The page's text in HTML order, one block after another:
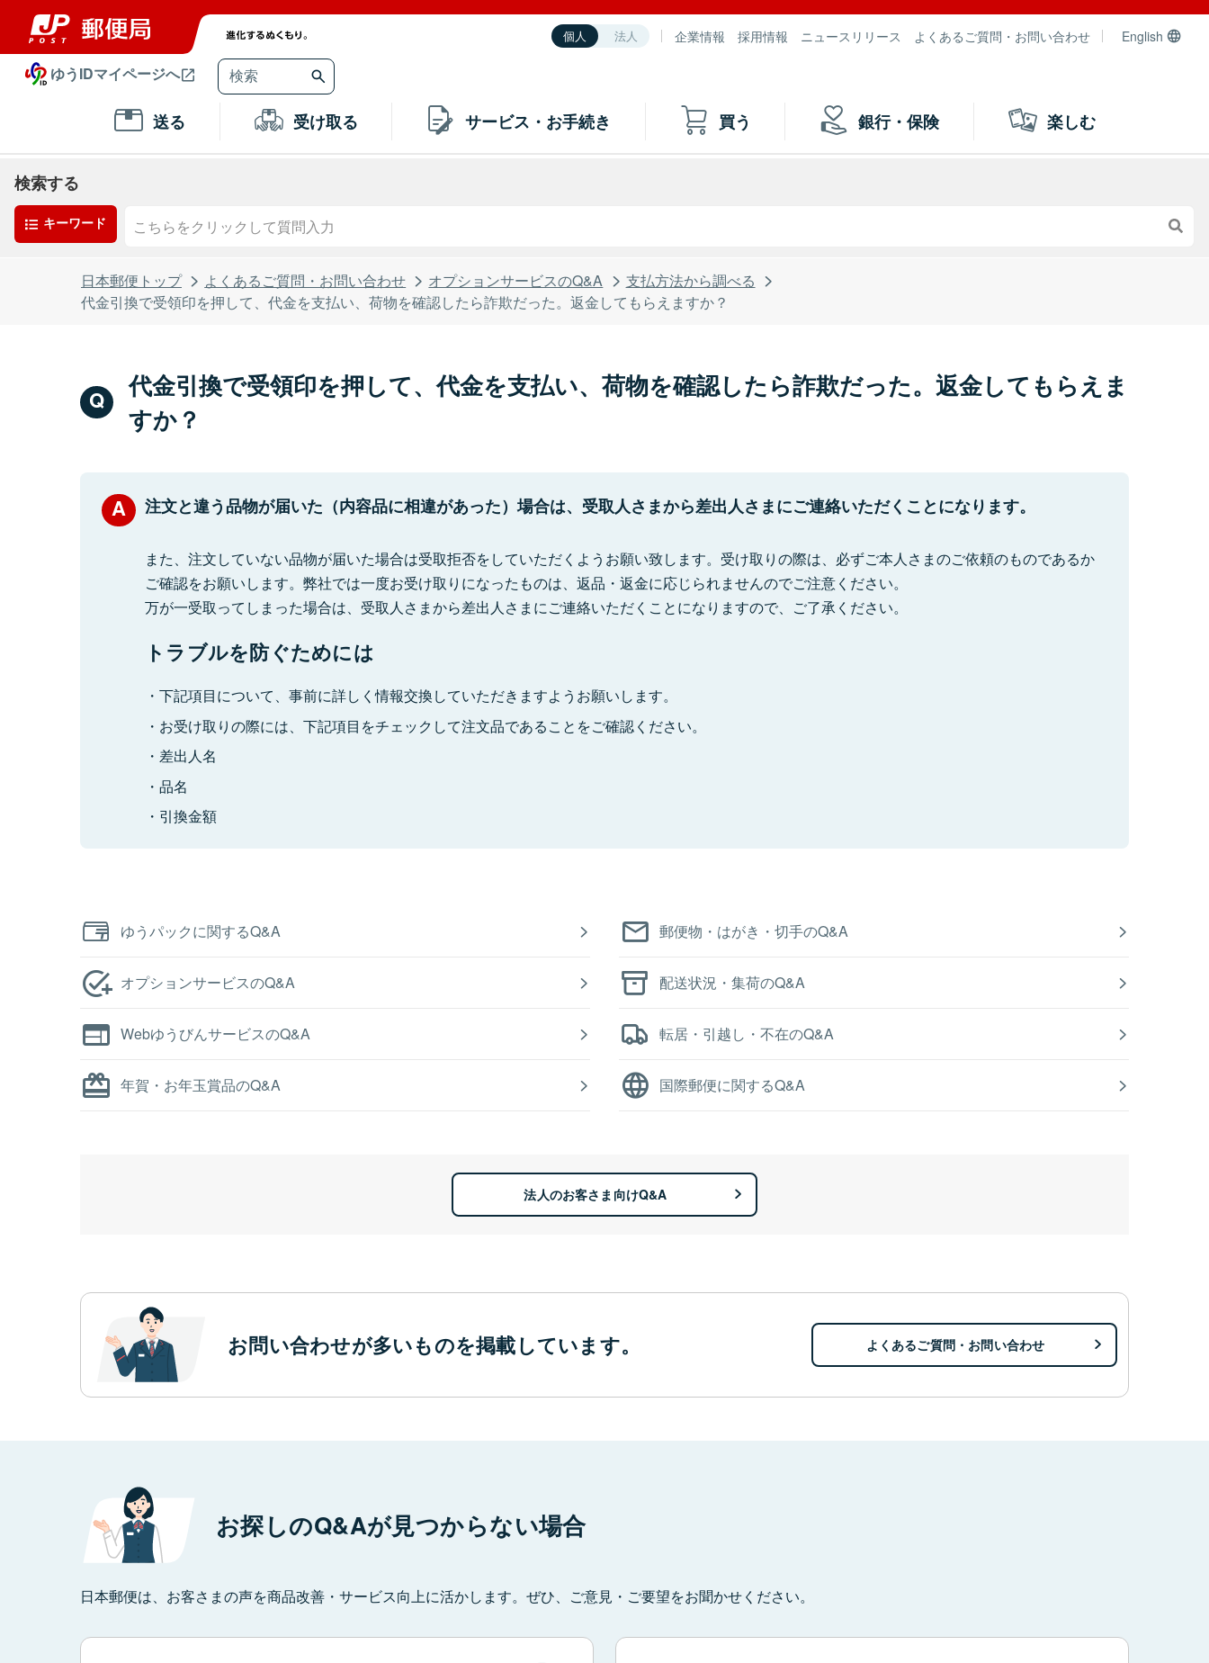
個人 法人 企業情報 採用情報 ニュースリリース よくあるご質問・お問い合わせ English
ゆうIDマイページへ
送る 受け取る サービス・お手続き 買う 銀行・保険 楽しむ
検索する
キーワード
日本郵便トップ よくあるご質問・お問い合わせ オプションサービスのQ&A
支払方法から調べる
代金引換で受領印を押して、代金を支払い、荷物を確認したら詐欺だった。返金してもらえますか？
代金引換で受領印を押して、代金を支払い、荷物を確認したら詐欺だった。返金してもらえま
すか？
注文と違う品物が届いた（内容品に相違があった）場合は、受取人さまから差出人さまにご連絡いただくことになります。
また、注文していない品物が届いた場合は受取拒否をしていただくようお願い致します。受け取りの際は、必ずご本人さまのご依頼のものであるか
ご確認をお願いします。弊社では一度お受け取りになったものは、返品・返金に応じられませんのでご注意ください。
万が一受取ってしまった場合は、受取人さまから差出人さまにご連絡いただくことになりますので、ご了承ください。
トラブルを防ぐためには
下記項目について、事前に詳しく情報交換していただきますようお願いします。
お受け取りの際には、下記項目をチェックして注文品であることをご確認ください。
差出人名
品名
引換金額
ゆうパックに関するQ&A 郵便物・はがき・切手のQ&A
オプションサービスのQ&A 配送状況・集荷のQ&A
WebゆうびんサービスのQ&A 転居・引越し・不在のQ&A
年賀・お年玉賞品のQ&A 国際郵便に関するQ&A
法人のお客さま向けQ&A
お問い合わせが多いものを掲載しています。 よくあるご質問・お問い合わせ
お探しのQ&Aが見つからない場合
日本郵便は、お客さまの声を商品改善・サービス向上に活かします。ぜひ、ご意見・ご要望をお聞かせください。